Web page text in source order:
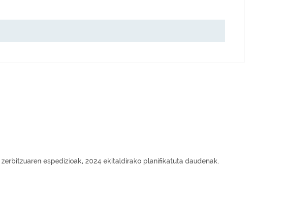
espedizioak, 2024 ekitaldirako planifikatuta daudenak.